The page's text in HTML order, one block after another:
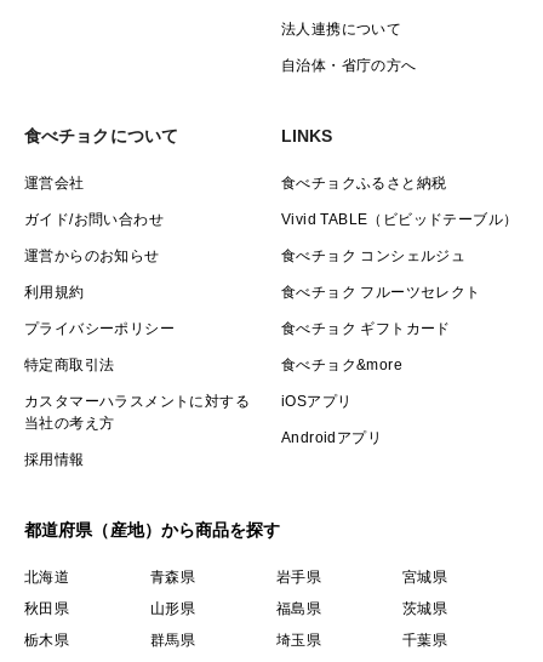
法人連携について
自治体・省庁の方へ
食べチョクについて
運営会社
ガイド/お問い合わせ
運営からのお知らせ
利用規約
プライバシーポリシー
特定商取引法
カスタマーハラスメントに対する
当社の考え方
採用情報
LINKS
食べチョクふるさと納税
Vivid TABLE（ビビッドテーブル）
食べチョク コンシェルジュ
食べチョク フルーツセレクト
食べチョク ギフトカード
食べチョク&more
iOSアプリ
Androidアプリ
都道府県（産地）から商品を探す
北海道 青森県 岩手県
宮城県
秋田県
山形県 福島県
茨城県
栃木県
群馬県 埼玉県
千葉県